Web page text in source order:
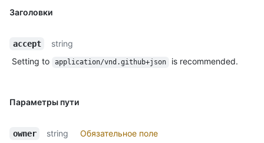
Заголовки
accept
string
Setting to
application/vnd.github+json is recommended.
Параметры пути
owner string
Обязательное поле